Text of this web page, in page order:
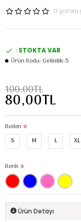
0 yorum
80,00TL
100,00TL
: STOKTA VAR
Ürün Kodu: Gelinlik-5
Beden
S M L XL
Renk
Ürün Detayı